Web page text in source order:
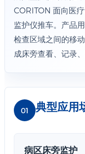
CORITON 面向医
监护仪推车。产品
检查区域之间的移
成床旁查看、记录
01 典型应用
病区床旁监护